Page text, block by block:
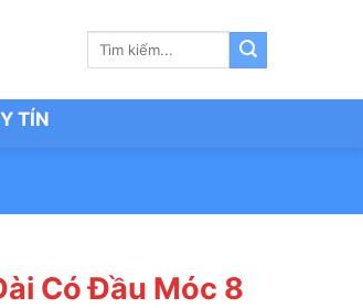
Tìm
TÍN
Có Đầu Móc 8